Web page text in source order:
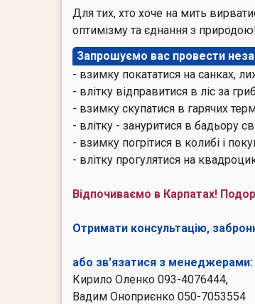
Для тих, хто хоче на мить
оптимізму та єднання з
Запрошуємо вас провести
- взимку покататися на санках,
- влітку відправитися в ліс за
- взимку скупатися в гарячих
- влітку - зануритися в бадьору
- взимку погрітися в колибі і
- влітку прогулятися на
Відпочиваємо в Карпатах!
Отримати консультацію,
або зв'язатися з менеджерами:
Кирило Оленко 093-4076444,
Вадим Оноприєнко 050-7053554